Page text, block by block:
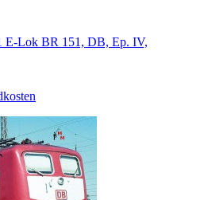
E-Lok BR 151, DB, Ep. IV,